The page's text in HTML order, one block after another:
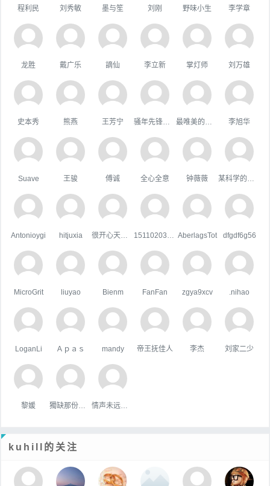
程利民 刘秀敏 墨与笙 刘刚 野味小生 李学章
龙胜 戴广乐 謫仙 李立新 掌灯师 刘万雄
史本秀 熊燕 王芳宁 李旭华
Suave 王骏 傅诚 全心全意 钟薇薇
Antonioygi hitjuxia AberlagsTot dfgdf6g56
MicroGrit liuyao Bienm FanFan zgya9xcv .nihao
LoganLi Ａｐａｓ mandy 帝王抚佳人 李杰 刘家二少
黎媛
kuhill的关注